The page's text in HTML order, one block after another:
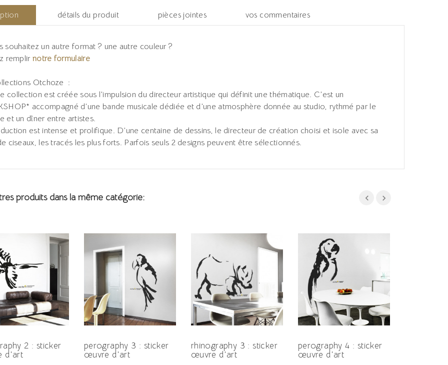
détails du produit pièces jointes vos commentaires
souhaitez un autre format ? une autre couleur ?
remplir notre formulaire
Otchoze :
collection est créée sous l’impulsion du directeur artistique qui définit une thématique. C’est un
accompagné d’une bande musicale dédiée et d’une atmosphère donnée au studio, rythmé par le
et un dîner entre artistes.
est intense et prolifique. D’une centaine de dessins, le directeur de création choisi et isole avec sa
ciseaux, les tracés les plus forts. Parfois seuls 2 designs peuvent être sélectionnés.
produits dans la même catégorie:
-50%
2 : sticker
d'art
-50%
perography 3 : sticker
œuvre d'art
-50%
rhinography 3 : sticker
œuvre d'art
perography 4 : sticker
œuvre d'art